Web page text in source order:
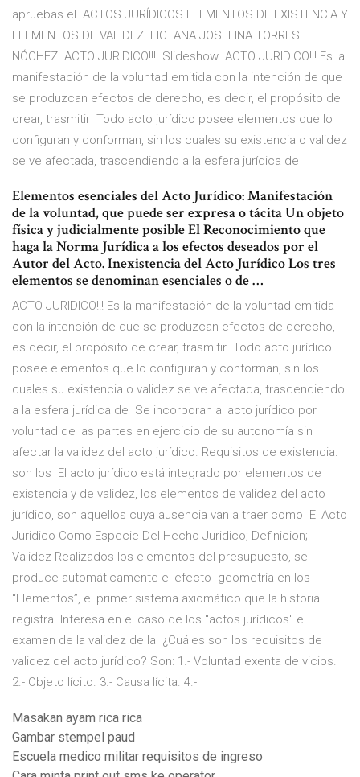
apruebas el ACTOS JURÍDICOS ELEMENTOS DE EXISTENCIA Y
ELEMENTOS DE VALIDEZ. LIC. ANA JOSEFINA TORRES
NÓCHEZ. ACTO JURIDICO!!!. Slideshow ACTO JURIDICO!!! Es la
manifestación de la voluntad emitida con la intención de que
se produzcan efectos de derecho, es decir, el propósito de
crear, trasmitir Todo acto jurídico posee elementos que lo
configuran y conforman, sin los cuales su existencia o validez
se ve afectada, trascendiendo a la esfera jurídica de
Elementos esenciales del Acto Jurídico: Manifestación
de la voluntad, que puede ser expresa o tácita Un objeto
física y judicialmente posible El Reconocimiento que
haga la Norma Jurídica a los efectos deseados por el
Autor del Acto. Inexistencia del Acto Jurídico Los tres
elementos se denominan esenciales o de …
ACTO JURIDICO!!! Es la manifestación de la voluntad emitida
con la intención de que se produzcan efectos de derecho,
es decir, el propósito de crear, trasmitir Todo acto jurídico
posee elementos que lo configuran y conforman, sin los
cuales su existencia o validez se ve afectada, trascendiendo
a la esfera jurídica de Se incorporan al acto jurídico por
voluntad de las partes en ejercicio de su autonomía sin
afectar la validez del acto jurídico. Requisitos de existencia:
son los El acto jurídico está integrado por elementos de
existencia y de validez, los elementos de validez del acto
jurídico, son aquellos cuya ausencia van a traer como El Acto
Juridico Como Especie Del Hecho Juridico; Definicion;
Validez Realizados los elementos del presupuesto, se
produce automáticamente el efecto geometría en los
“Elementos”, el primer sistema axiomático que la historia
registra. Interesa en el caso de los "actos jurídicos" el
examen de la validez de la ¿Cuáles son los requisitos de
validez del acto jurídico? Son: 1.- Voluntad exenta de vicios.
2.- Objeto lícito. 3.- Causa lícita. 4.-
Masakan ayam rica rica
Gambar stempel paud
Escuela medico militar requisitos de ingreso